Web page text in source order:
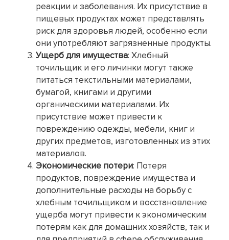
реакции и заболевания. Их присутствие в
пищевых продуктах может представлять
риск для здоровья людей, особенно если
они употребляют загрязненные продукты.
Ущерб для имущества: Хлебный
точильщик и его личинки могут также
питаться текстильными материалами,
бумагой, книгами и другими
органическими материалами. Их
присутствие может привести к
повреждению одежды, мебели, книг и
других предметов, изготовленных из этих
материалов.
Экономические потери: Потеря
продуктов, повреждение имущества и
дополнительные расходы на борьбу с
хлебным точильщиком и восстановление
ущерба могут привести к экономическим
потерям как для домашних хозяйств, так и